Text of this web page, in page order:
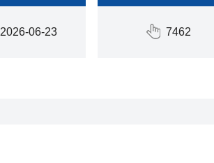
2026-06-23 7462